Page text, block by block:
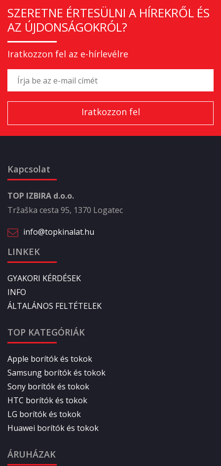
SZERETNE ÉRTESÜLNI A HÍREKRŐL ÉS
AZ ÚJDONSÁGOKRÓL?
Iratkozzon fel az e-hírlevélre
Kapcsolat
TOP IZBIRA d.o.o.
Tržaška cesta 95, 1370 Logatec
info@topkinalat.hu
LINKEK
GYAKORI KÉRDÉSEK
INFO
ÁLTALÁNOS FELTÉTELEK
TOP KATEGÓRIÁK
Apple borítók és tokok
Samsung borítók és tokok
Sony borítók és tokok
HTC borítók és tokok
LG borítók és tokok
Huawei borítók és tokok
ÁRUHÁZAK